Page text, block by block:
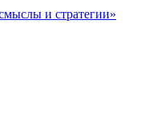
и стратегии»